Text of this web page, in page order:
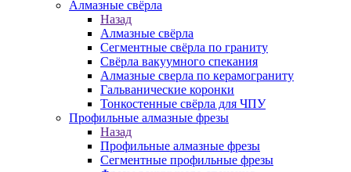
Алмазные свёрла
Назад
Алмазные свёрла
Сегментные свёрла по граниту
Свёрла вакуумного спекания
Алмазные сверла по керамограниту
Гальванические коронки
Тонкостенные свёрла для ЧПУ
Профильные алмазные фрезы
Назад
Профильные алмазные фрезы
Сегментные профильные фрезы